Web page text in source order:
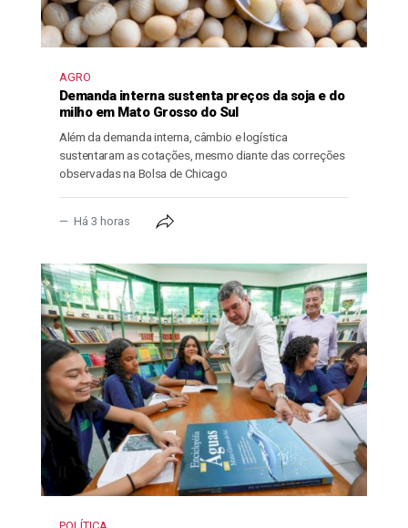
AGRO
Demanda interna sustenta preços da soja e do
milho em Mato Grosso do Sul
Além da demanda interna, câmbio e logística
sustentaram as cotações, mesmo diante das correções
observadas na Bolsa de Chicago
Há 3 horas